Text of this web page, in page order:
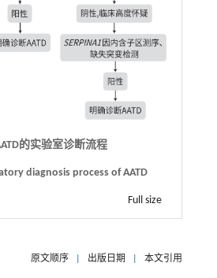
的实验室诊断流程
diagnosis process of AATD
Full size
原文顺序 出版日期 本文引用